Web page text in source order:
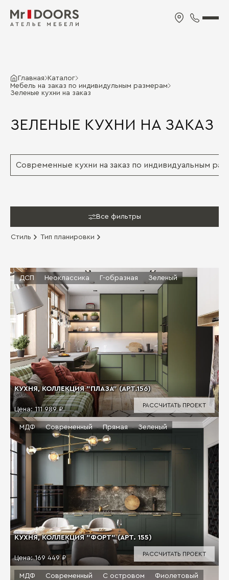
Главная
Каталог
Мебель на заказ по индивидульным размерам
Зеленые кухни на заказ
ЗЕЛЕНЫЕ КУХНИ НА ЗАКАЗ
Современные кухни на заказ по индивидуальным
Все фильтры
Стиль Тип планировки
КУХНЯ, КОЛЛЕКЦИЯ "ПЛАЗА" (АРТ.156)
Цена: 111 989 ₽
ДСП Неоклассика Г-образная Зеленый
РАССЧИТАТЬ ПРОЕКТ
КУХНЯ, КОЛЛЕКЦИЯ "ФОРТ" (АРТ. 155)
Цена:169 449 ₽
МДФ Современный Прямая Зеленый
РАССЧИТАТЬ ПРОЕКТ
МДФ Современный С островом Фиолетовый